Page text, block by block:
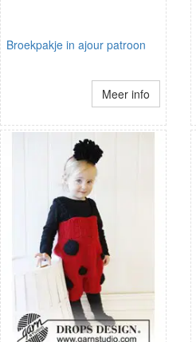
Broekpakje in ajour patroon
Meer info